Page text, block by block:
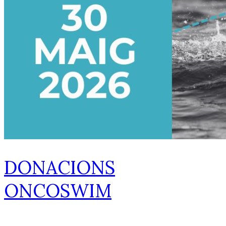
DONACIONS
ONCOSWIM